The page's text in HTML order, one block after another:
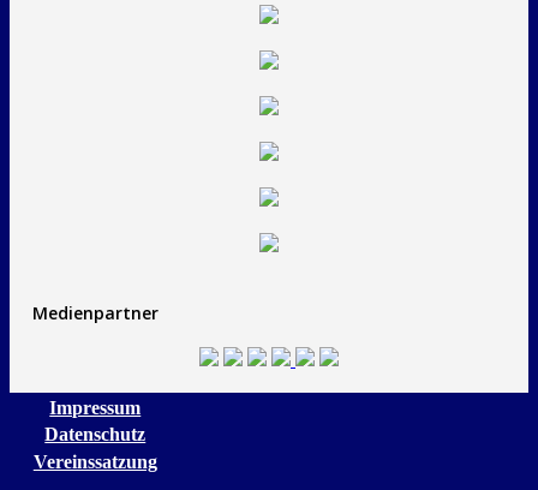
Medienpartner
Impressum
Datenschutz
Vereinssatzung